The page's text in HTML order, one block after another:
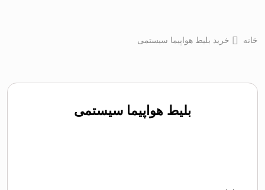
خانه خرید بلیط هواپیما سیستمی
بلیط هواپیما سیستمی